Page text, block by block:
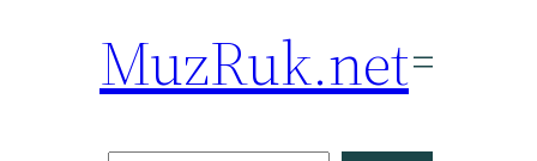
MuzRuk.net